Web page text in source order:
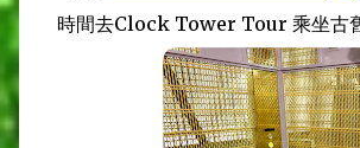
時間去Clock Tower Tour 乘坐古